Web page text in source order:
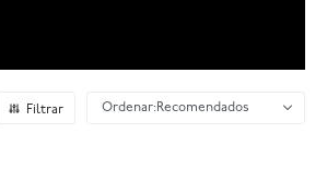
Recomendados